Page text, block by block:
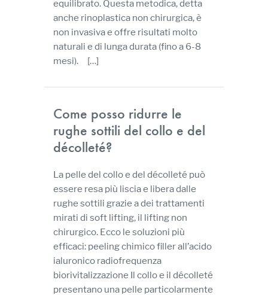
equilibrato. Questa metodica, detta
anche rinoplastica non chirurgica, è
non invasiva e offre risultati molto
naturali e di lunga durata (fino a 6-8
mesi). […]
Come posso ridurre le
rughe sottili del collo e del
décolleté?
La pelle del collo e del décolleté può
essere resa più liscia e libera dalle
rughe sottili grazie a dei trattamenti
mirati di soft lifting, il lifting non
chirurgico. Ecco le soluzioni più
efficaci: peeling chimico filler all’acido
ialuronico radiofrequenza
biorivitalizzazione Il collo e il décolleté
presentano una pelle particolarmente